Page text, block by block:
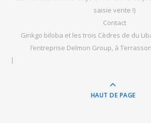
saisie vente !)
Contact
Ginkgo biloba et les trois Cèdres de du
l’entreprise Delmon Group, à
HAUT DE PAGE